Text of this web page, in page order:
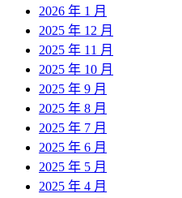
2026 年 1 月
2025 年 12 月
2025 年 11 月
2025 年 10 月
2025 年 9 月
2025 年 8 月
2025 年 7 月
2025 年 6 月
2025 年 5 月
2025 年 4 月